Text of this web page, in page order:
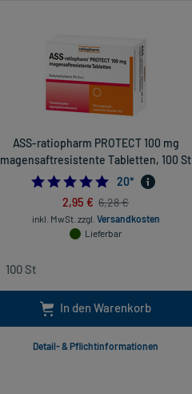
ASS-ratiopharm PROTECT 100 mg
magensaftresistente Tabletten, 100 St
4.9
20*
2,95 € 6,28 €
inkl. MwSt. zzgl. Versandkosten
Lieferbar
In den Warenkorb
Detail- & Pflichtinformationen